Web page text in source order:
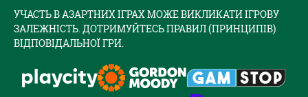
УЧАСТЬ В АЗАРТНИХ ІГРАХ МОЖЕ ВИКЛИКАТИ ІГРОВУ
ЗАЛЕЖНІСТЬ. ДОТРИМУЙТЕСЬ ПРАВИЛ (ПРИНЦИПІВ)
ВІДПОВІДАЛЬНОЇ ГРИ.